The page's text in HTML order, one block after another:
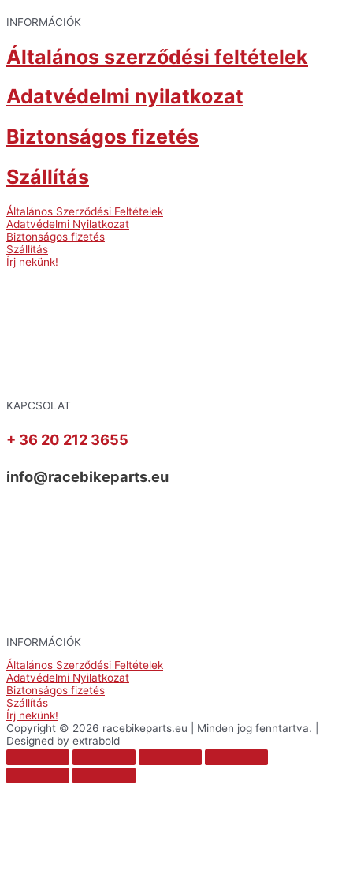
INFORMÁCIÓK
Általános szerződési feltételek
Adatvédelmi nyilatkozat
Biztonságos fizetés
Szállítás
Általános Szerződési Feltételek
Adatvédelmi Nyilatkozat
Biztonságos fizetés
Szállítás
Írj nekünk!
KAPCSOLAT
+ 36 20 212 3655
info@racebikeparts.eu
INFORMÁCIÓK
Általános Szerződési Feltételek
Adatvédelmi Nyilatkozat
Biztonságos fizetés
Szállítás
Írj nekünk!
Copyright © 2026 racebikeparts.eu | Minden jog fenntartva. |
Designed by extrabold